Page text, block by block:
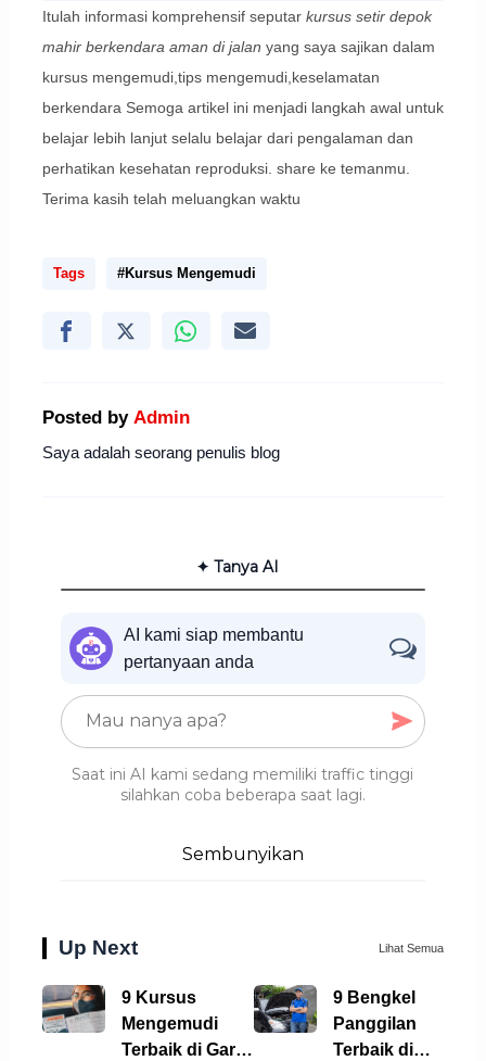
Itulah informasi komprehensif seputar kursus setir depok
mahir berkendara aman di jalan yang saya sajikan dalam
kursus mengemudi,tips mengemudi,keselamatan
berkendara Semoga artikel ini menjadi langkah awal untuk
belajar lebih lanjut selalu belajar dari pengalaman dan
perhatikan kesehatan reproduksi. share ke temanmu.
Terima kasih telah meluangkan waktu
Tags #Kursus Mengemudi
Posted by Admin
Saya adalah seorang penulis blog
✦ Tanya AI
AI kami siap membantu
pertanyaan anda
Saat ini AI kami sedang memiliki traffic tinggi
silahkan coba beberapa saat lagi.
Sembunyikan
Up Next Lihat Semua
9 Kursus
Mengemudi
Terbaik di Garut
9 Bengkel
Panggilan
Terbaik di